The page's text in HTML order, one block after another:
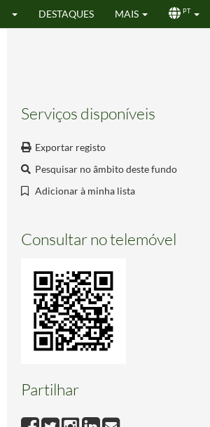
DESTAQUES MAIS PT
Serviços disponíveis
Exportar registo
Pesquisar no âmbito deste fundo
Adicionar à minha lista
Consultar no telemóvel
Partilhar